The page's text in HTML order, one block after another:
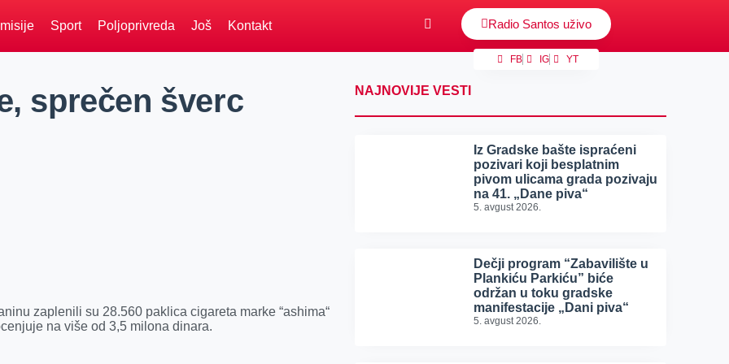
Sport Poljoprivreda Još Kontakt Radio Santos uživo
FB IG YT
sprečen šverc
zaplenili su 28.560 paklica cigareta marke “ashima“
na više od 3,5 milona dinara.
NAJNOVIJE VESTI
Iz Gradske bašte ispraćeni
pozivari koji besplatnim
pivom ulicama grada pozivaju
na 41. „Dane piva“
5. avgust 2026.
Dečji program “Zabavilište u
Plankiću Parkiću” biće
održan u toku gradske
manifestacije „Dani piva“
5. avgust 2026.